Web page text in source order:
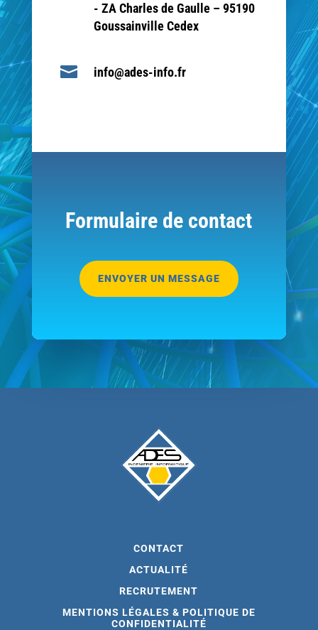
- ZA Charles de Gaulle – 95190
Goussainville Cedex
 info@ades-info.fr
Formulaire de contact
ENVOYER UN MESSAGE
CONTACT
ACTUALITÉ
RECRUTEMENT
MENTIONS LÉGALES & POLITIQUE DE
CONFIDENTIALITÉ